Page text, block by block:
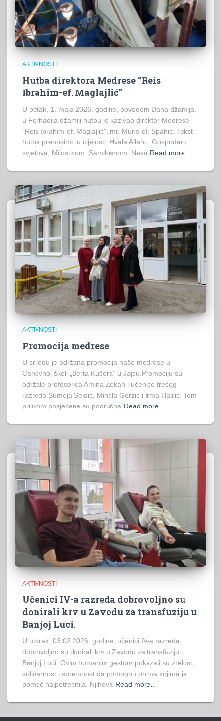
AKTIVNOSTI
Hutba direktora Medrese “Reis
Ibrahim-ef. Maglajlić”
U petak, 1. maja 2026. godine, povodom Dana džamija,
u Ferhadija džamiji hutbu je kazivao direktor Medrese
“Reis Ibrahim-ef. Maglajlić”, mr. Muris-ef. Spahić. Tekst
hutbe prenosimo u cijelosti. Hvala Allahu, Gospodaru
svjetova, Milostivom, Samilosnom. Neka Read more…
AKTIVNOSTI
Promocija medrese
U srijedu je održana promocija naše medrese u
Osnovnoj školi „Berta Kučera“ u Jajcu.Promociju su
održale profesorica Amina Zekan i učenice trećeg
razreda Sumeja Sejdić, Minela Gerzić i Irma Halilić. Tom
prilikom posjećene su područna Read more…
AKTIVNOSTI
Učenici IV-a razreda dobrovoljno su
donirali krv u Zavodu za transfuziju u
Banjoj Luci.
U utorak, 03.02.2026. godine, učenici IV-a razreda
dobrovoljno su donirali krv u Zavodu za transfuziju u
Banjoj Luci. Ovim humanim gestom pokazali su zrelost,
solidarnost i spremnost da pomognu onima kojima je
pomoć najpotrebnija. Njihova Read more…